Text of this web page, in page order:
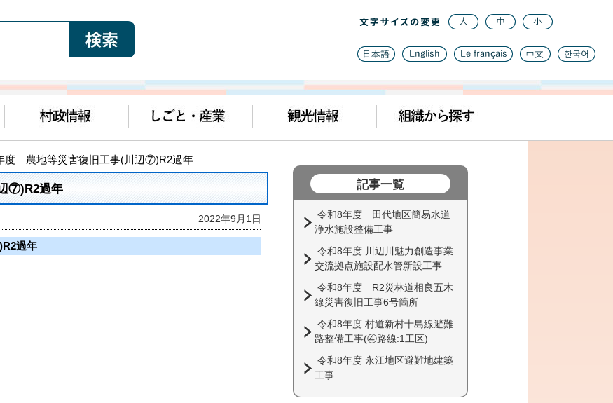
度 農地等災害復旧工事(川辺⑦)R2過年
⑦)R2過年
2022年9月1日
過年
記事一覧
令和8年度 田代地区簡易水道
浄水施設整備工事
令和8年度 川辺川魅力創造事業
交流拠点施設配水管新設工事
令和8年度 R2災林道相良五木
線災害復旧工事6号箇所
令和8年度 村道新村十島線避難
路整備工事(④路線:1工区)
令和8年度 永江地区避難地建築
工事